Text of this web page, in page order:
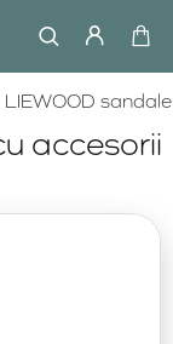
accesorii
LIEWOOD